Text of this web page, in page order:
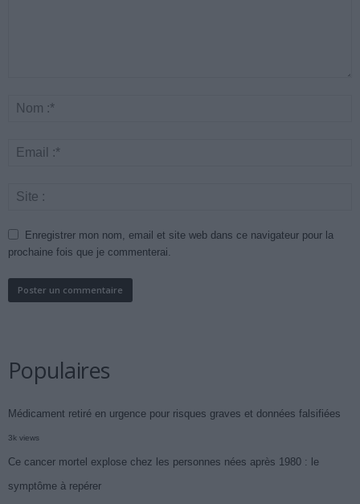
Enregistrer mon nom, email et site web dans ce navigateur pour la
prochaine fois que je commenterai.
Populaires
Médicament retiré en urgence pour risques graves et données falsifiées
3k views
Ce cancer mortel explose chez les personnes nées après 1980 : le
symptôme à repérer